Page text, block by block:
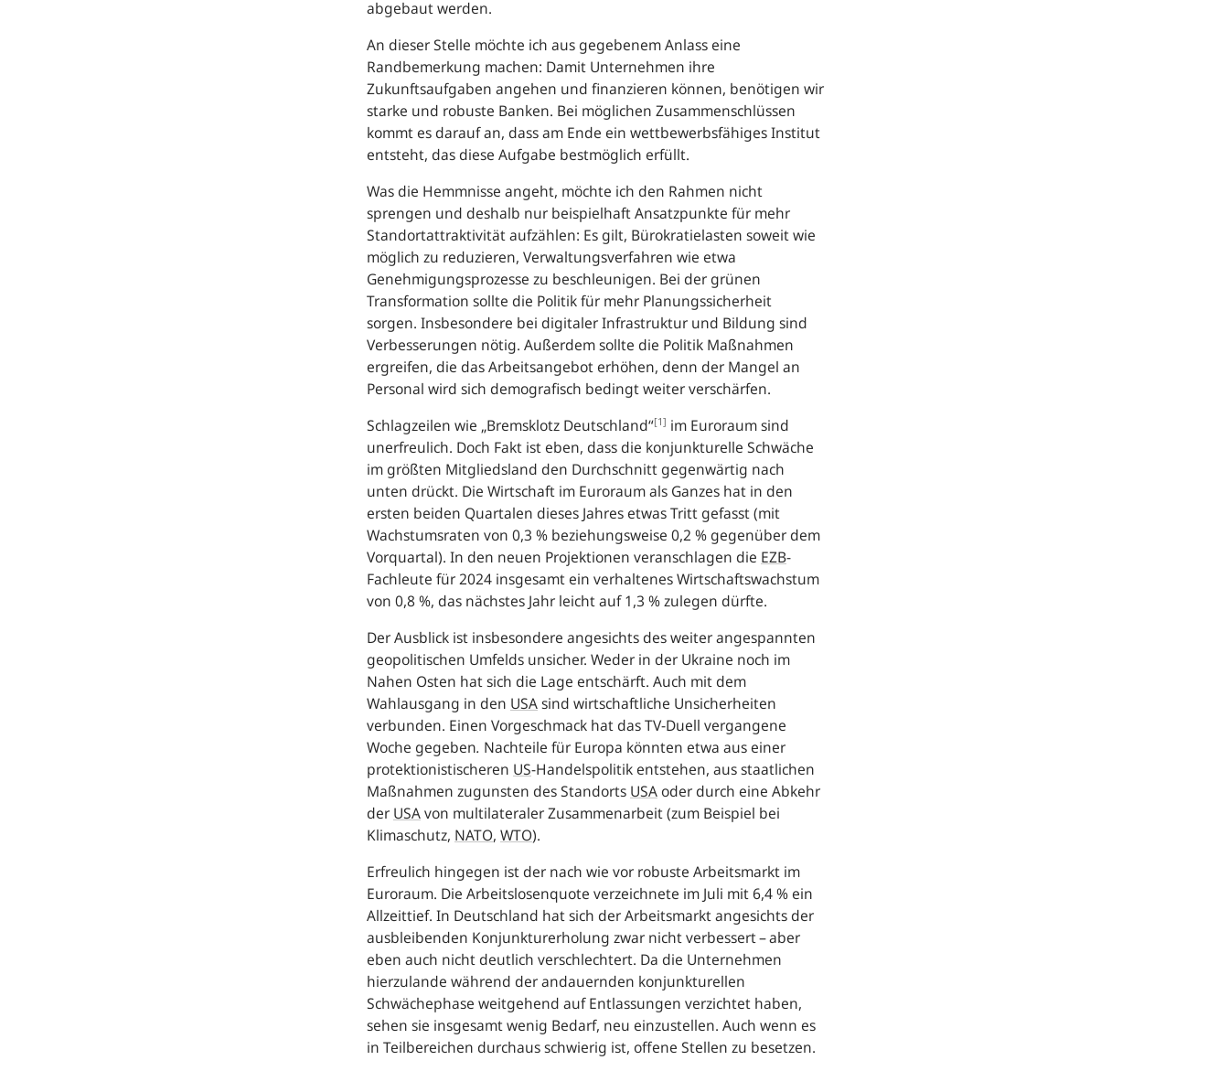
abgebaut werden.
An dieser Stelle möchte ich aus gegebenem Anlass eine
Randbemerkung machen: Damit Unternehmen ihre
Zukunftsaufgaben angehen und finanzieren können, benötigen wir
starke und robuste Banken. Bei möglichen Zusammenschlüssen
kommt es darauf an, dass am Ende ein wettbewerbsfähiges Institut
entsteht, das diese Aufgabe bestmöglich erfüllt.
Was die Hemmnisse angeht, möchte ich den Rahmen nicht
sprengen und deshalb nur beispielhaft Ansatzpunkte für mehr
Standortattraktivität aufzählen: Es gilt, Bürokratielasten soweit wie
möglich zu reduzieren, Verwaltungsverfahren wie etwa
Genehmigungsprozesse zu beschleunigen. Bei der grünen
Transformation sollte die Politik für mehr Planungssicherheit
sorgen. Insbesondere bei digitaler Infrastruktur und Bildung sind
Verbesserungen nötig. Außerdem sollte die Politik Maßnahmen
ergreifen, die das Arbeitsangebot erhöhen, denn der Mangel an
Personal wird sich demografisch bedingt weiter verschärfen.
Schlagzeilen wie „Bremsklotz Deutschland“[1] im Euroraum sind
unerfreulich. Doch Fakt ist eben, dass die konjunkturelle Schwäche
im größten Mitgliedsland den Durchschnitt gegenwärtig nach
unten drückt. Die Wirtschaft im Euroraum als Ganzes hat in den
ersten beiden Quartalen dieses Jahres etwas Tritt gefasst(mit
Wachstumsraten von 0,3 % beziehungsweise 0,2 % gegenüber dem
Vorquartal). In den neuen Projektionen veranschlagen die EZB-
Fachleute für 2024 insgesamt ein verhaltenesWirtschaftswachstum
von 0,8 %, das nächstes Jahr leicht auf 1,3 % zulegen dürfte.
Der Ausblick ist insbesondere angesichts des weiter angespannten
geopolitischen Umfelds unsicher. Weder in der Ukraine noch im
Nahen Osten hat sich die Lage entschärft. Auch mit dem
Wahlausgang in den USAsind wirtschaftliche Unsicherheiten
verbunden. Einen Vorgeschmack hat das TV-Duell vergangene
Woche gegeben. Nachteile für Europa könnten etwa aus einer
protektionistischeren US-Handelspolitik entstehen, aus staatlichen
Maßnahmen zugunsten des Standorts USA oder durch eine Abkehr
der USAvon multilateraler Zusammenarbeit (zum Beispiel bei
Klimaschutz, NATO, WTO).
Erfreulich hingegen ist der nach wie vor robuste Arbeitsmarkt im
Euroraum. Die Arbeitslosenquote verzeichnete im Juli mit 6,4 % ein
Allzeittief. In Deutschland hat sich der Arbeitsmarkt angesichts der
ausbleibenden Konjunkturerholung zwar nicht verbessert – aber
eben auch nicht deutlich verschlechtert. Da die Unternehmen
hierzulande während der andauernden konjunkturellen
Schwächephase weitgehend auf Entlassungen verzichtet haben,
sehen sie insgesamt wenig Bedarf, neu einzustellen. Auch wenn es
in Teilbereichen durchaus schwierig ist, offene Stellen zu besetzen.